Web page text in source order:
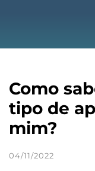
Como
tipo de
mim?
04/11/2022